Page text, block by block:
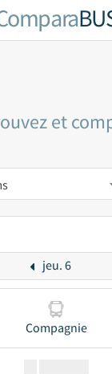
et
jeu. 6
Compagnie